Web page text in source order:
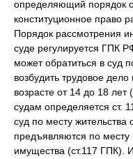
определяющий порядок
конституционное право
Порядок рассмотрения
суде регулируется ГПК
может обратиться в суд
возбудить трудовое дело
возрасте от 14 до 18
судам определяется ст.
суд по месту жительства
предъявляются по месту
имущества (ст.117 ГПК).